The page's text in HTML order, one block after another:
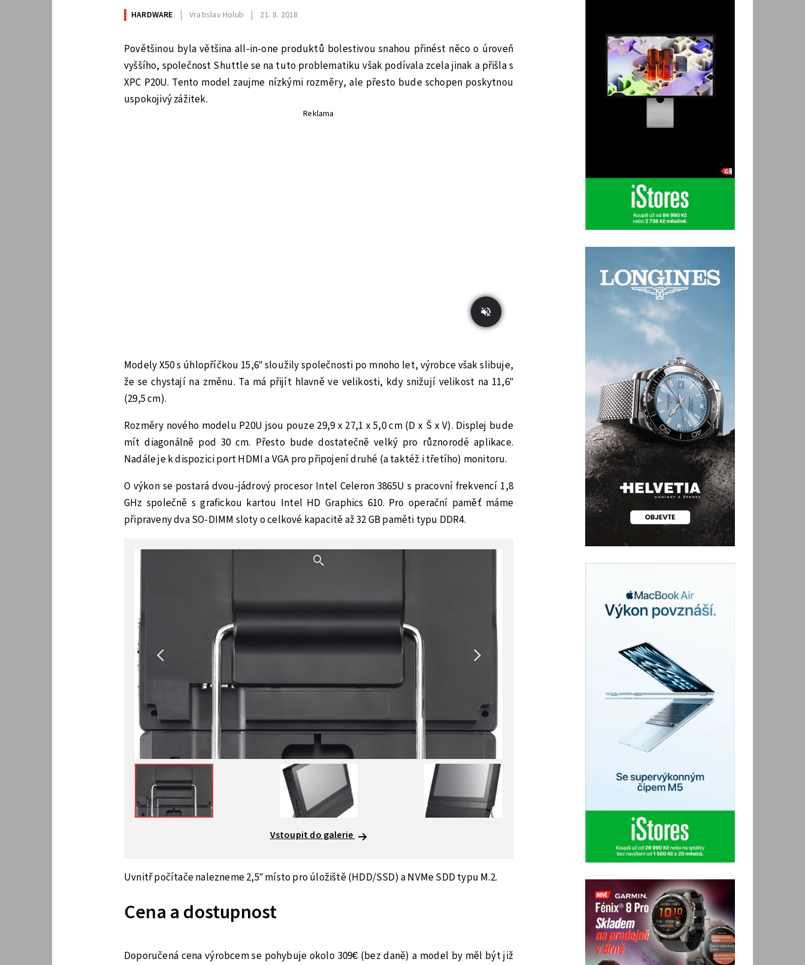
HARDWARE Vratislav Holub 21. 8. 2018
Povětšinou byla většina all-in-one produktů bolestivou snahou přinést něco o úroveň
vyššího, společnost Shuttle se na tuto problematiku však podívala zcela jinak a přišla s
XPC P20U. Tento model zaujme nízkými rozměry, ale přesto bude schopen poskytnou
uspokojivý zážitek.
Reklama
Modely X50 s úhlopříčkou 15,6″ sloužily společnosti po mnoho let, výrobce však slibuje,
že se chystají na změnu. Ta má přijít hlavně ve velikosti, kdy snižují velikost na 11,6″
(29,5 cm).
Rozměry nového modelu P20U jsou pouze 29,9 x 27,1 x 5,0 cm (D x Š x V). Displej bude
mít diagonálně pod 30 cm. Přesto bude dostatečně velký pro různorodé aplikace.
Nadále je k dispozici port HDMI a VGA pro připojení druhé (a taktéž i třetího) monitoru.
O výkon se postará dvou-jádrový procesor Intel Celeron 3865U s pracovní frekvencí 1,8
GHz společně s grafickou kartou Intel HD Graphics 610. Pro operační paměť máme
připraveny dva SO-DIMM sloty o celkové kapacitě až 32 GB paměti typu DDR4.
Vstoupit do galerie
Uvnitř počítače nalezneme 2,5″ místo pro úložiště (HDD/SSD) a NVMe SDD typu M.2.
Cena a dostupnost
Doporučená cena výrobcem se pohybuje okolo 309€ (bez daně) a model by měl být již